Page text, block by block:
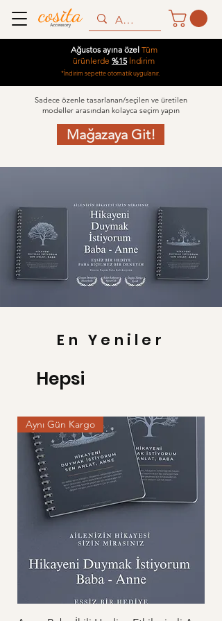
Ağustos ayına özel Tüm
ürünlerde %15İndirim
*İndirim sepette otomatik uygulanır.
Sadece özenle tasarlanan/seçilen ve üretilen
modeller arasından kolayca seçim yapın
Mağazaya Git!
En Yeniler
Hepsi
Aynı Gün Kargo